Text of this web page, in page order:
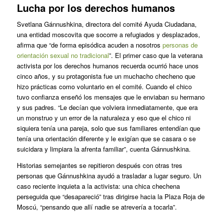
Lucha por los derechos humanos
Svetlana Gánnushkina, directora del comité Ayuda Ciudadana,
una entidad moscovita que socorre a refugiados y desplazados,
afirma que “de forma episódica acuden a nosotros personas de
orientación sexual no tradicional”. El primer caso que la veterana
activista por los derechos humanos recuerda ocurrió hace unos
cinco años, y su protagonista fue un muchacho checheno que
hizo prácticas como voluntario en el comité. Cuando el chico
tuvo confianza enseñó los mensajes que le enviaban su hermano
y sus padres. “Le decían que volviera inmediatamente, que era
un monstruo y un error de la naturaleza y eso que el chico ni
siquiera tenía una pareja, solo que sus familiares entendían que
tenía una orientación diferente y le exigían que se casara o se
suicidara y limpiara la afrenta familiar”, cuenta Gánnushkina.
Historias semejantes se repitieron después con otras tres
personas que Gánnushkina ayudó a trasladar a lugar seguro. Un
caso reciente inquieta a la activista: una chica chechena
perseguida que “desapareció” tras dirigirse hacia la Plaza Roja de
Moscú, “pensando que allí nadie se atrevería a tocarla”.